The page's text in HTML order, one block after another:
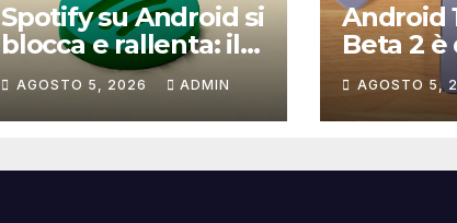
Spotify su Android si
blocca e rallenta: il
bug che non si
riesce a correggere
AGOSTO 5, 2026 ADMIN
Android
Beta 2 è
cosa
resta
AGOSTO 5,